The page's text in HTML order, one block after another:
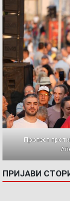
Протест
ПРИЈАВИ